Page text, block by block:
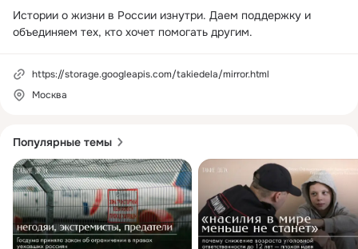
Популярные темы
Истории о жизни в России изнутри. Даем поддержку и
объединяем тех, кто хочет помогать другим.
https://storage.googleapis.com/takiedela/mirror.html
Москва